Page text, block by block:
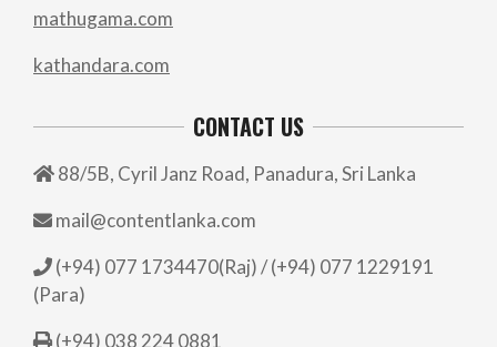
mathugama.com
kathandara.com
CONTACT US
88/5B, Cyril Janz Road, Panadura, Sri Lanka
mail@contentlanka.com
(+94) 077 1734470(Raj) / (+94) 077 1229191
(Para)
(+94) 038 224 0881